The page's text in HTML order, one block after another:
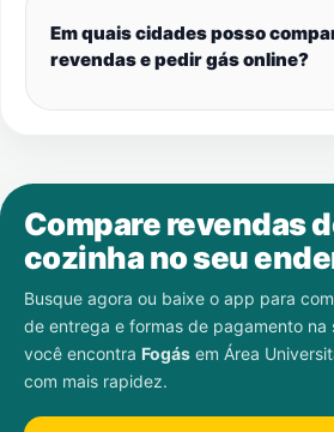
Em quais cidades posso
revendas e pedir gás online?
Compare revendas
cozinha no seu
Busque agora ou baixe o app para
de entrega e formas de pagamento na
você encontra Fogás em Área
com mais rapidez.